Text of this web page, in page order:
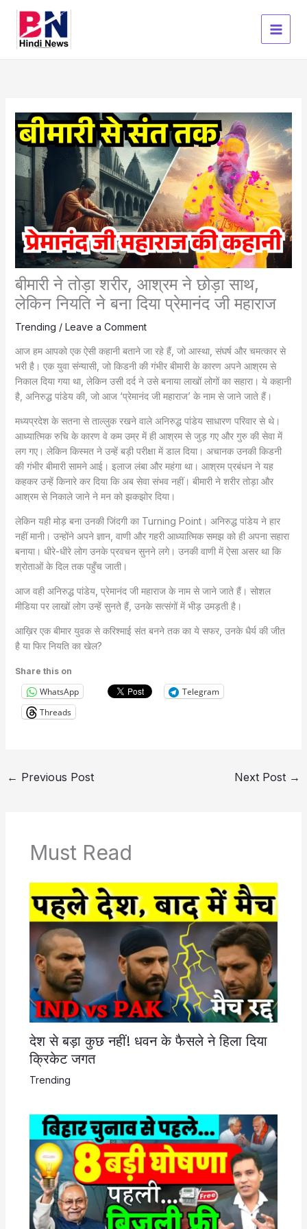
content
बीमारी ने तोड़ा शरीर, आश्रम ने छोड़ा साथ,
लेकिन नियति ने बना दिया प्रेमानंद जी महाराज
Trending / Leave a Comment
आज हम आपको एक ऐसी कहानी बताने जा रहे हैं, जो आस्था, संघर्ष और चमत्कार से
भरी है। एक युवा संन्यासी, जो किडनी की गंभीर बीमारी के कारण अपने आश्रम से
निकाल दिया गया था, लेकिन उसी दर्द ने उसे बनाया लाखों लोगों का सहारा। ये कहानी
है, अनिरुद्ध पांडेय की, जो आज ‘प्रेमानंद जी महाराज’ के नाम से जाने जाते हैं।
मध्यप्रदेश के सतना से ताल्लुक रखने वाले अनिरुद्ध पांडेय साधारण परिवार से थे।
आध्यात्मिक रुचि के कारण वे कम उम्र में ही आश्रम से जुड़ गए और गुरु की सेवा में
लग गए। लेकिन किस्मत ने उन्हें बड़ी परीक्षा में डाल दिया। अचानक उनकी किडनी
की गंभीर बीमारी सामने आई। इलाज लंबा और महंगा था। आश्रम प्रबंधन ने यह
कहकर उन्हें किनारे कर दिया कि अब सेवा संभव नहीं। बीमारी ने शरीर तोड़ा और
आश्रम से निकाले जाने ने मन को झकझोर दिया।
लेकिन यही मोड़ बना उनकी जिंदगी का Turning Point। अनिरुद्ध पांडेय ने हार
नहीं मानी। उन्होंने अपने ज्ञान, वाणी और गहरी आध्यात्मिक समझ को ही अपना सहारा
बनाया। धीरे-धीरे लोग उनके प्रवचन सुनने लगे। उनकी वाणी में ऐसा असर था कि
श्रोताओं के दिल तक पहुँच जाती।
आज वही अनिरुद्ध पांडेय, प्रेमानंद जी महाराज के नाम से जाने जाते हैं। सोशल
मीडिया पर लाखों लोग उन्हें सुनते हैं, उनके सत्संगों में भीड़ उमड़ती है।
आख़िर एक बीमार युवक से करिश्माई संत बनने तक का ये सफर, उनके धैर्य की जीत
है या फिर नियति का खेल?
Share this on
WhatsApp
Telegram
Threads
← Previous Post Next Post →
Must Read
देश से बड़ा कुछ नहीं! धवन के फैसले ने हिला दिया
क्रिकेट जगत
Trending